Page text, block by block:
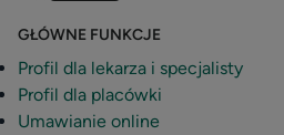
GŁÓWNE FUNKCJE
Profil dla lekarza i specjalisty
Profil dla placówki
Umawianie online